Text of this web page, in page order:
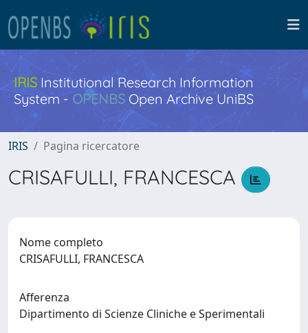
IRISInstitutional Research Information
System - OPENBS Open Archive UniBS
IRIS Pagina ricercatore
CRISAFULLI, FRANCESCA
Nome completo
CRISAFULLI, FRANCESCA
Afferenza
Dipartimento di Scienze Cliniche e Sperimentali